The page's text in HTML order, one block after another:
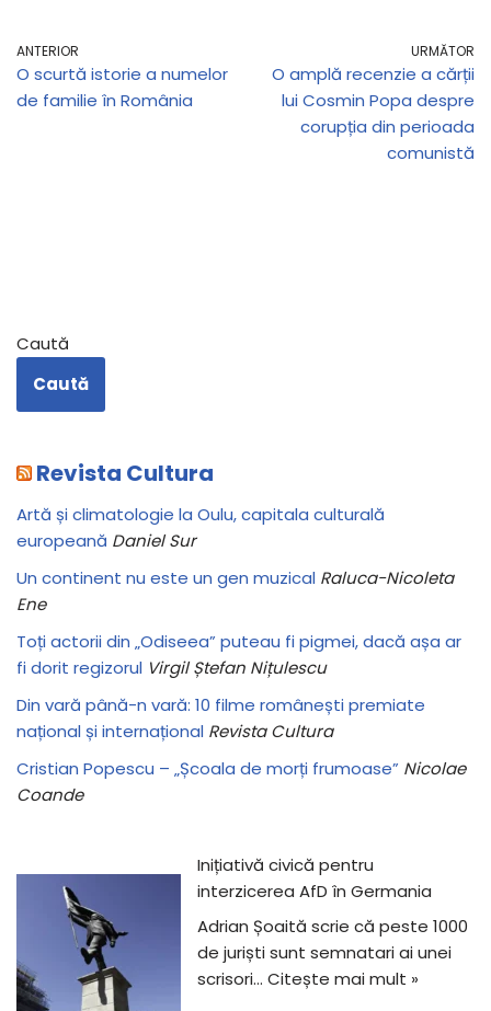
ANTERIOR
O scurtă istorie a numelor
de familie în România
URMĂTOR
O amplă recenzie a cărții
lui Cosmin Popa despre
corupția din perioada
comunistă
Caută
Caută
Revista Cultura
Artă și climatologie la Oulu, capitala culturală
europeană Daniel Sur
Un continent nu este un gen muzical Raluca-Nicoleta
Ene
Toți actorii din „Odiseea” puteau fi pigmei, dacă așa ar
fi dorit regizorul Virgil Ștefan Nițulescu
Din vară până-n vară: 10 filme românești premiate
național și internațional Revista Cultura
Cristian Popescu – „Școala de morți frumoase” Nicolae
Coande
Inițiativă civică pentru
interzicerea AfD în Germania
Adrian Șoaită scrie că peste 1000
de juriști sunt semnatari ai unei
scrisori… Citește mai mult »